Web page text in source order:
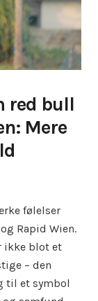
red bull
Mere
følelser
Rapid Wien.
ikke blot et
– den
til et symbol